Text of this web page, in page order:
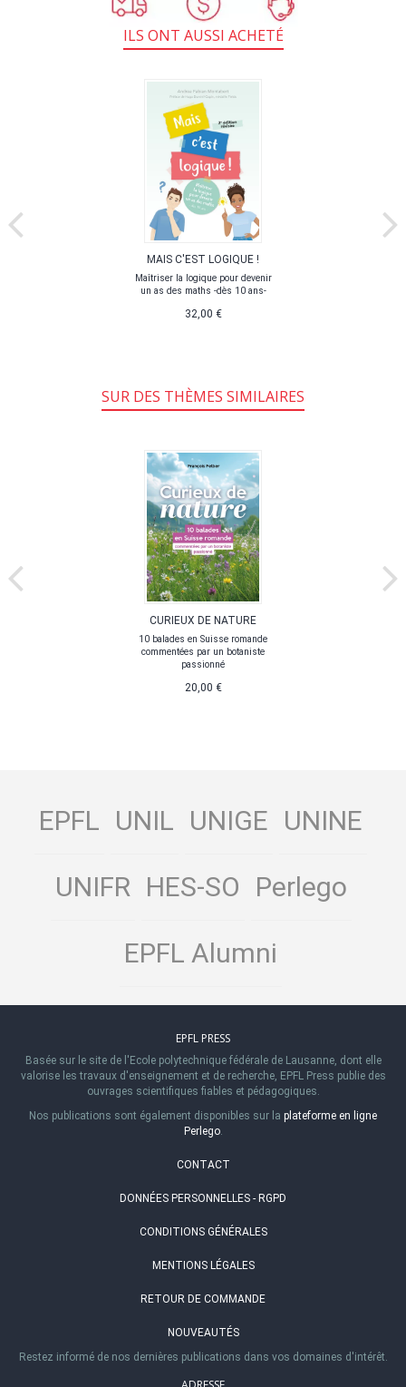
ILS ONT AUSSI ACHETÉ
MAIS C'EST LOGIQUE !
Maîtriser la logique pour devenir
un as des maths -dès 10 ans-
32,00 €
SUR DES THÈMES SIMILAIRES
CURIEUX DE NATURE
10 balades en Suisse romande
commentées par un botaniste
passionné
20,00 €
EPFL UNIL UNIGE UNINE
UNIFR HES-SO Perlego
EPFL Alumni
EPFL PRESS
Basée sur le site de l'Ecole polytechnique fédérale de Lausanne, dont elle
valorise les travaux d'enseignement et de recherche, EPFL Press publie des
ouvrages scientifiques fiables et pédagogiques.
Nos publications sont également disponibles sur la plateforme en ligne
Perlego.
CONTACT
DONNÉES PERSONNELLES - RGPD
CONDITIONS GÉNÉRALES
MENTIONS LÉGALES
RETOUR DE COMMANDE
NOUVEAUTÉS
Restez informé de nos dernières publications dans vos domaines d'intérêt.